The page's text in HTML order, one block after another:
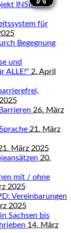
INSIDE9.
für
Begegnung
und
ALLE!“ 2. April
26. März
21. März
März 2025
20.
mit / ohne
2025
Vereinbarungen
2025
Sachsen bis
14. März